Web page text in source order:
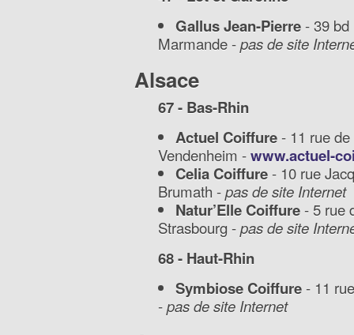
Gallus Jean-Pierre- 39
Marmande -pas de site
Alsace
67 - Bas-Rhin
Actuel Coiffure- 11 rue
Vendenheim -www.actuel-
Celia Coiffure- 10 rue
Brumath -pas de site Internet
Natur’Elle Coiffure- 5 rue
Strasbourg -pas de site
68 - Haut-Rhin
Symbiose Coiffure- 11
-pas de site Internet